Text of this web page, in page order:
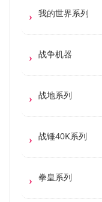
我的世界系列
战争机器
战地系列
战锤40K系列
拳皇系列